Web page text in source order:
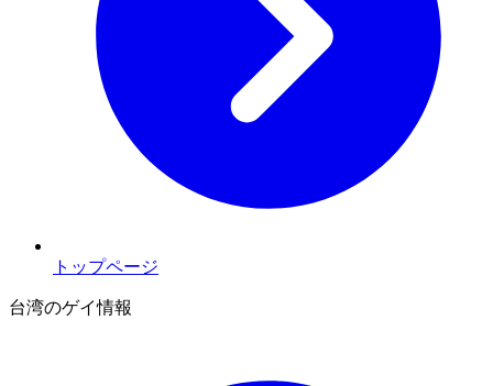
トップページ
台湾のゲイ情報